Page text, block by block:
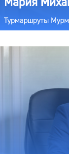
Турмаршруты